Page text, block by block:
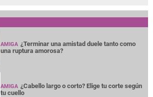
AMIGA ¿Terminar una amistad duele tanto como
una ruptura amorosa?
AMIGA ¿Cabello largo o corto? Elige tu corte según
tu cuello